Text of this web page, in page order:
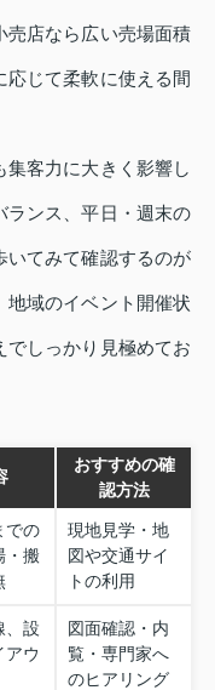
売店なら広い売場面積
応じて柔軟に使える間
集客力に大きく影響し
ランス、平日・週末の
いてみて確認するのが
地域のイベント開催状
でしっかり見極めてお
おすすめの確
認方法
での
・搬
現地見学・地
図や交通サイ
トの利用
、設
アウ
図面確認・内
覧・専門家へ
のヒアリング